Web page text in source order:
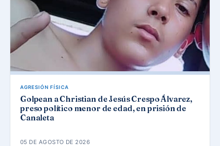
AGRESIÓN FÍSICA
Golpean a Christian de Jesús Crespo Álvarez,
preso político menor de edad, en prisión de
Canaleta
05 DE AGOSTO DE 2026